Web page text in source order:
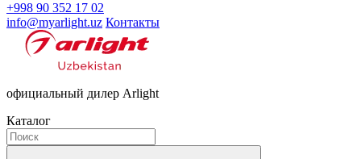
+998 90 352 17 02
info@myarlight.uz Контакты
официальный дилер Arlight
Каталог